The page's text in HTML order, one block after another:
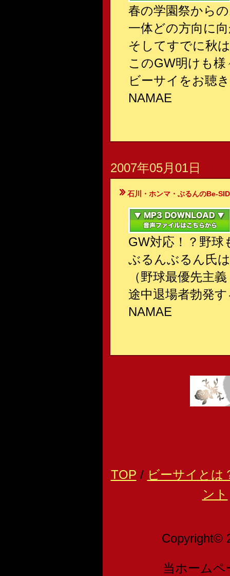
春の学園祭から
一体どの方向に
そしてすでに秋
このGW明けも
ビーサイをお聴
NAMAE
2007年05月01日
石川・ホンマ・ぶるんのBe-
GW対応！？野
ぶるんぶるん氏
（野球最優先主
途中退場者勃発
NAMAE
TOP / ビーサイとは
ント
Copyright©
当ホーム